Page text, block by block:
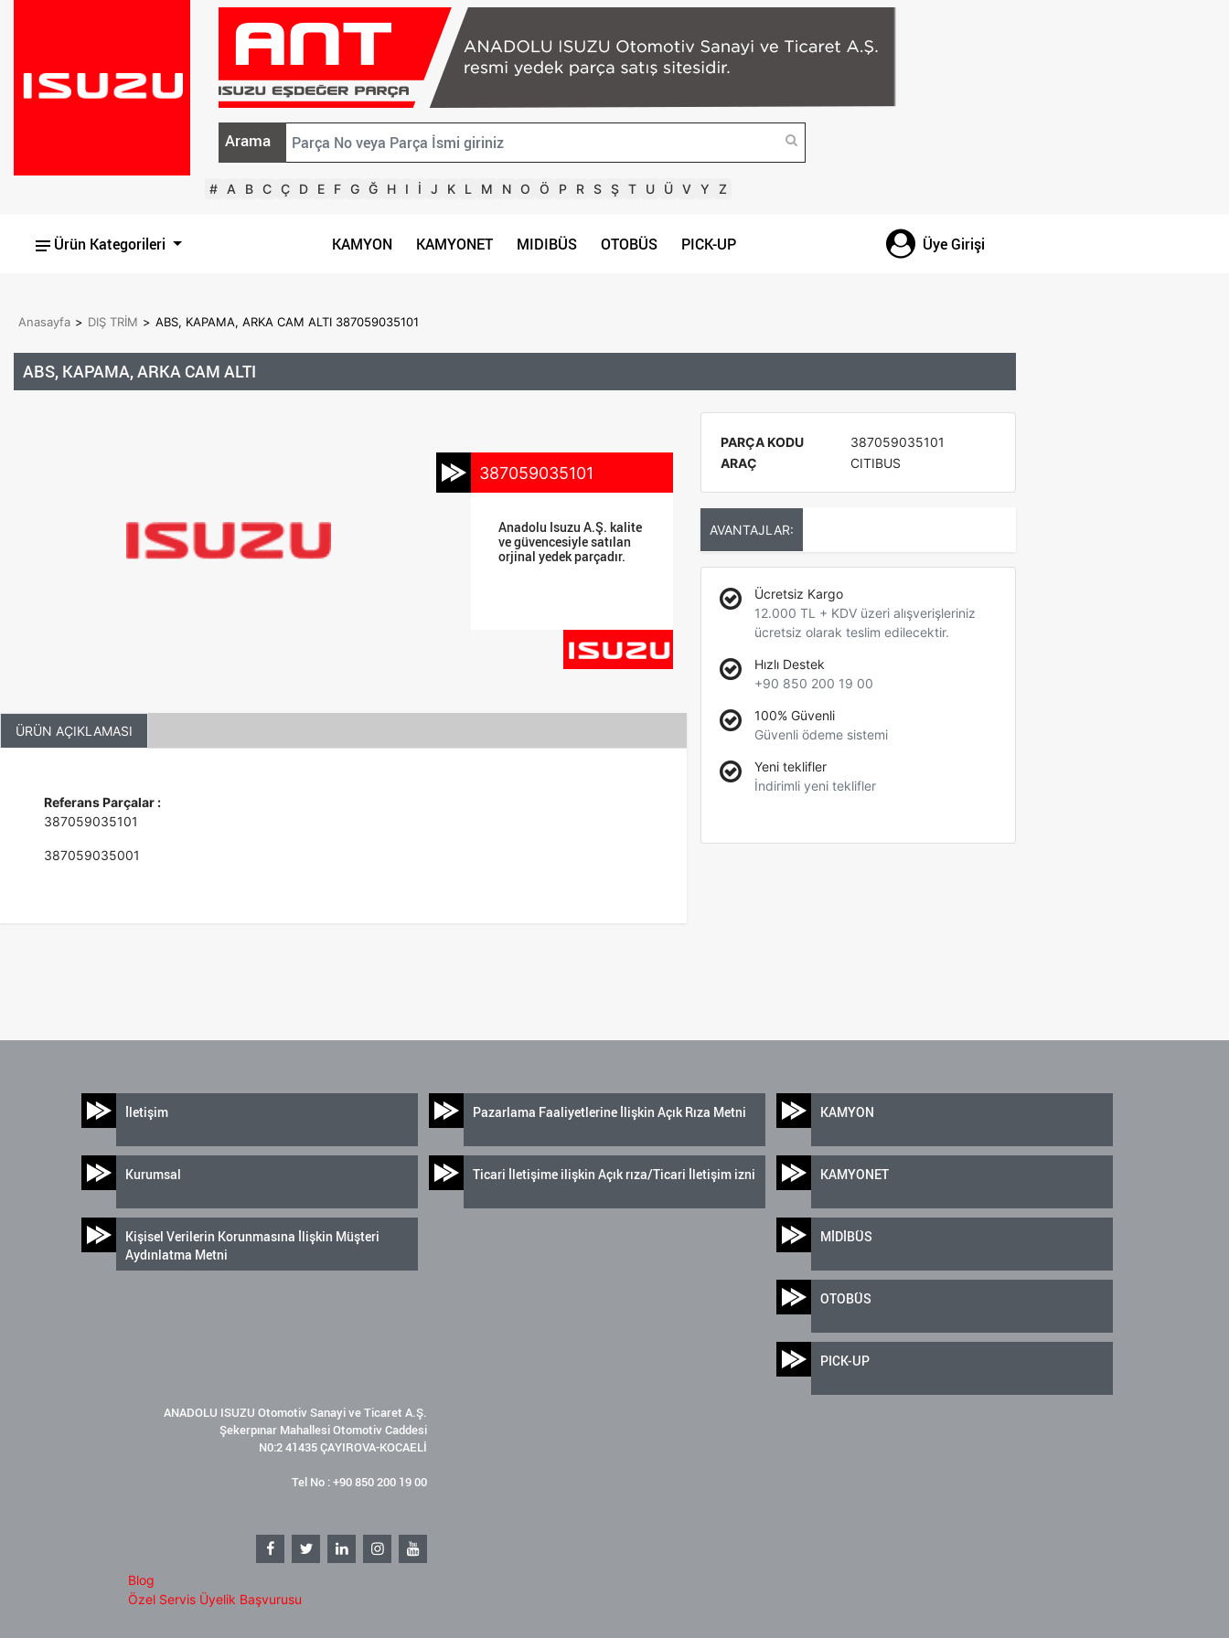
Arama
# A B C Ç D E F G Ğ H I İ J K L M N O Ö P R S Ş T U Ü V Y Z
Ürün Kategorileri KAMYON KAMYONET MIDIBÜS OTOBÜS PICK-UP Üye Girişi
Anasayfa > DIŞ TRİM > ABS, KAPAMA, ARKA CAM ALTI 387059035101
ABS, KAPAMA, ARKA CAM ALTI
387059035101
Anadolu Isuzu A.Ş. kalite
ve güvencesiyle satılan
orjinal yedek parçadır.
ÜRÜN AÇIKLAMASI
Referans Parçalar :
387059035101
387059035001
PARÇA KODU
387059035101
ARAÇ
CITIBUS
AVANTAJLAR:
Ücretsiz Kargo
12.000 TL + KDV üzeri alışverişleriniz
ücretsiz olarak teslim edilecektir.
Hızlı Destek
+90 850 200 19 00
100% Güvenli
Güvenli ödeme sistemi
Yeni teklifler
İndirimli yeni teklifler
İletişim
Kurumsal
Kişisel Verilerin Korunmasına İlişkin Müşteri
Aydınlatma Metni
Pazarlama Faaliyetlerine İlişkin Açık Rıza Metni
Ticari İletişime ilişkin Açık rıza/Ticari İletişim izni
KAMYON
KAMYONET
MİDİBÜS
OTOBÜS
PICK-UP
ANADOLU ISUZU Otomotiv Sanayi ve Ticaret A.Ş.
Şekerpınar Mahallesi Otomotiv Caddesi
N0:2 41435 ÇAYIROVA-KOCAELİ
Tel No : +90 850 200 19 00
Blog
Özel Servis Üyelik Başvurusu